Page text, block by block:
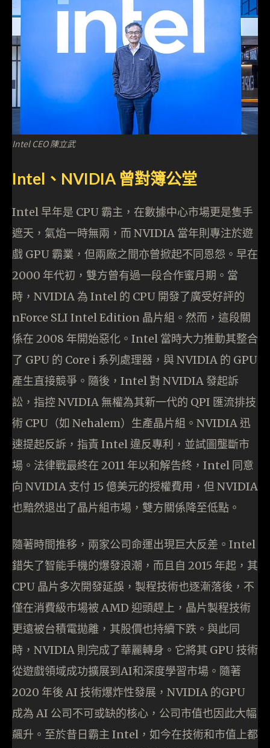
Intel CEO 陳立武
Intel、NVIDIA 曾對簿公堂
Intel 早年是 CPU 霸主，在數據中心市場更是隻手
遮天，氣焰一時無兩，而 NVIDIA 當年則專注於遊
戲 GPU 霸業，但兩廠之間亦曾掀起不同恩怨。早在
2000 年代初，雙方曾有過一段合作蜜月期。當
時，NVIDIA 為 Intel 的 CPU 開發了廣受好評的
nForce SLI Intel Edition 晶片組。然而，這段關
係在 2008 年開始惡化。Intel 當時大力推動其整合
了 GPU 的 Core i 系列處理器，與 NVIDIA 的 GPU
產生直接競爭。隨後，Intel 對 NVIDIA 發起訴
訟，指控 NVIDIA 無權為其新一代的 QPI 匯流排技
術 CPU（如 Nehalem）生產晶片組。NVIDIA 迅
速提起反訴，指責 Intel 違反專利，並試圖壟斷市
場。法律戰最終在 2011 年以和解告終，Intel 同意
向 NVIDIA 支付 15 億美元的授權費用，但 NVIDIA
也黯然退出了晶片組市場，雙方關係降至低點。
隨著時間推移，兩家公司命運出現巨大反差。Intel
錯失了智能手機的爆發浪潮，而且自 2015 年起，其
CPU 晶片多次開發延誤，製程技術也逐漸落後，不
僅在消費級市場被 AMD 迎頭趕上，晶片製程技術
更遠被台積電拋離，其股價也持續下跌。與此同
時，NVIDIA 則完成了華麗轉身。它將其 GPU 技術
從遊戲領域成功擴展到AI和深度學習市場。隨著
2020 年後 AI 技術爆炸性發展，NVIDIA 的GPU
成為 AI 公司不可或缺的核心，公司市值也因此大幅
飆升。至於昔日霸主 Intel，如今在技術和市值上都